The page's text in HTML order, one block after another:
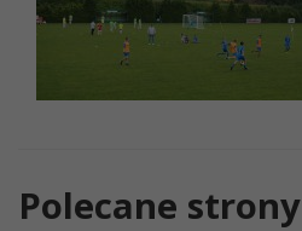
Polecane strony